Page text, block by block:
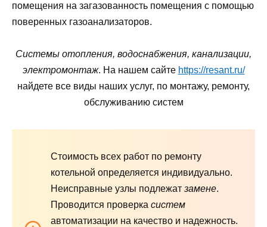
помещения на загазованность помещения с помощью
поверенных газоанализаторов.
Системы отопления, водоснабжения, канализации,
электромонтаж. На нашем сайте https://resant.ru/
найдете все виды наших услуг, по монтажу, ремонту,
обслуживанию систем
Стоимость всех работ по ремонту
котельной определяется индивидуально.
Неисправные узлы подлежат замене.
Проводится проверка систем
автоматизации на качество и надежность.